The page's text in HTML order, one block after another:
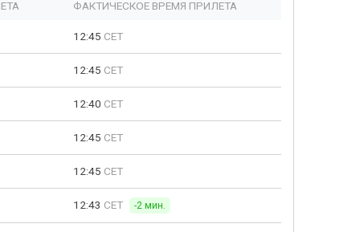
ФАКТИЧЕСКОЕ ВРЕМЯ ПРИЛЕТА
12:45 CET
12:45 CET
12:40 CET
12:45 CET
12:45 CET
12:43 CET -2 мин.